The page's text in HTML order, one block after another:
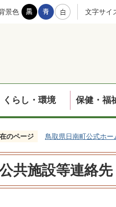
景色 文字サイ
くらし・環境 保健・福
のページ 鳥取県日南町公式ホー
共施設等連絡先